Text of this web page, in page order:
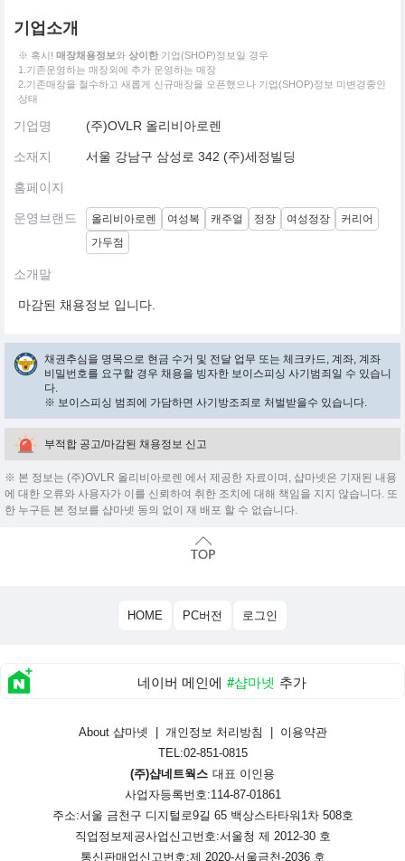
기업소개
※ 혹시! 매장채용정보와 상이한 기업(SHOP)정보일 경우
1.기존운영하는 매장외에 추가 운영하는 매장
2.기존매장을 철수하고 새롭게 신규매장을 오픈했으나 기업(SHOP)정보 미변경중인
상태
기업명 (주)OVLR 올리비아로렌
소재지 서울 강남구 삼성로 342 (주)세정빌딩
홈페이지
운영브랜드 올리비아로렌 여성복 캐주얼 정장 여성정장
커리어
가두점
소개말
마감된 채용정보 입니다.
채권추심을 명목으로 현금 수거 및 전달 업무 또는 체크카드, 계좌, 계좌
비밀번호를 요구할 경우 채용을 빙자한 보이스피싱 사기범죄일 수 있습니
다.
※ 보이스피싱 범죄에 가담하면 사기방조죄로 처벌받을수 있습니다.
부적합 공고/마감된 채용정보 신고
※ 본 정보는 (주)OVLR 올리비아로렌 에서 제공한 자료이며, 샵마넷은 기재된 내용
에 대한 오류와 사용자가 이를 신뢰하여 취한 조치에 대해 책임을 지지 않습니다. 또
한 누구든 본 정보를 샵마넷 동의 없이 재 배포 할 수 없습니다.
HOME PC버전 로그인
네이버 메인에 #샵마넷 추가
About 샵마넷 개인정보 처리방침
이용약관
TEL:02-851-0815
(주)샵네트웍스 대표 이인용
사업자등록번호:114-87-01861
주소:서울 금천구 디지털로9길 65 백상스타타워1차 508호
직업정보제공사업신고번호:서울청 제 2012-30 호
통신판매업신고번호:제 2020-서울금천-2036 호